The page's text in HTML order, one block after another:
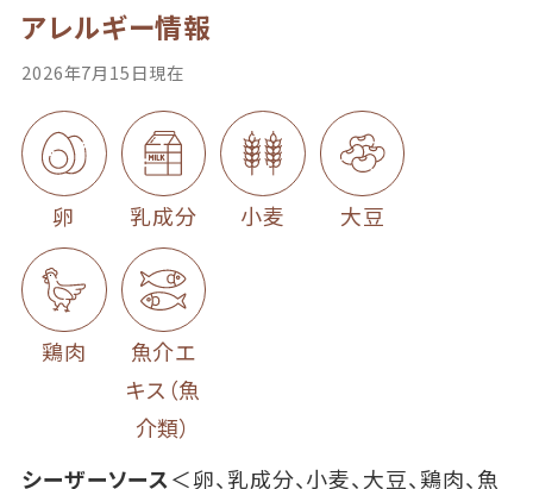
アレルギー情報
2026年7月15日現在
卵 乳成分 小麦 大豆
鶏肉
魚介エ
キス（魚
介類）
シーザーソース＜卵、乳成分、小麦、大豆、鶏肉、魚